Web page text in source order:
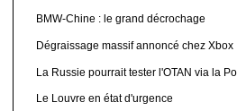
BMW-Chine : le grand décrochage
Dégraissage massif annoncé chez Xbox
La Russie pourrait tester l'OTAN via la
Le Louvre en état d'urgence